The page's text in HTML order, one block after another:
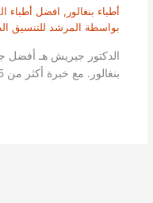
أطباء بنغالور , افضل أطباء
بواسطة المرشد للتنسيق
الدكتور جيريش هـ أفضل
بنغالور. مع خبرة أكثر من 15 عاما، يعتبر الدكتور براديب من […]